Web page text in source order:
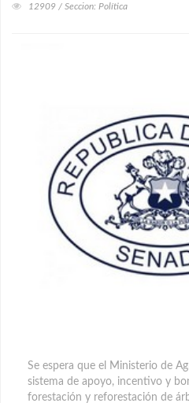
12909 / Seccion: Política
Se espera que el Ministerio de
sistema de apoyo, incentivo y
forestación y reforestación de